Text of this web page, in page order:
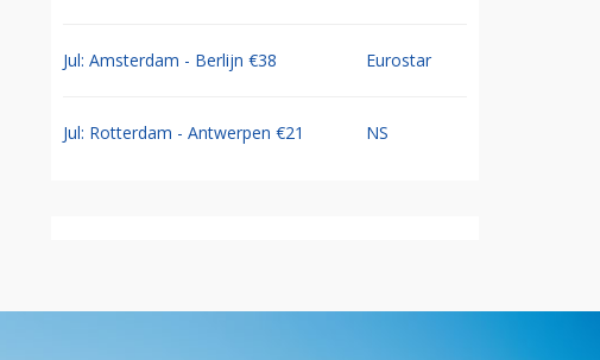
Jul: Amsterdam - Berlijn €38 Eurostar
Jul: Rotterdam - Antwerpen €21 NS